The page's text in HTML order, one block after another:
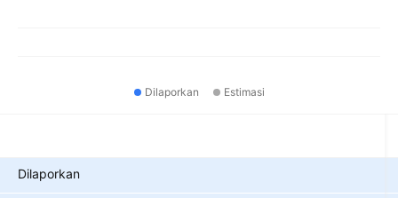
Dilaporkan Estimasi
Dilaporkan